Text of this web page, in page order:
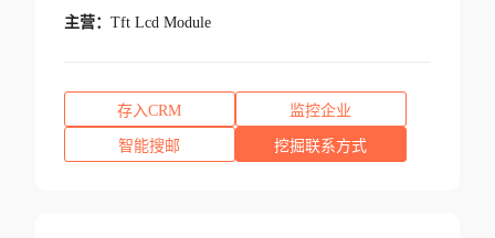
主营： Tft Lcd Module
存入CRM 监控企业
智能搜邮 挖掘联系方式